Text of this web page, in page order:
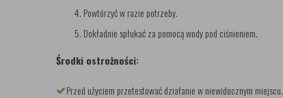
Powtórzyć w razie potrzeby.
Dokładnie spłukać za pomocą wody pod ciśnieniem.
Środki ostrożności:
Przed użyciem przetestować działanie w niewidocznym miejscu.